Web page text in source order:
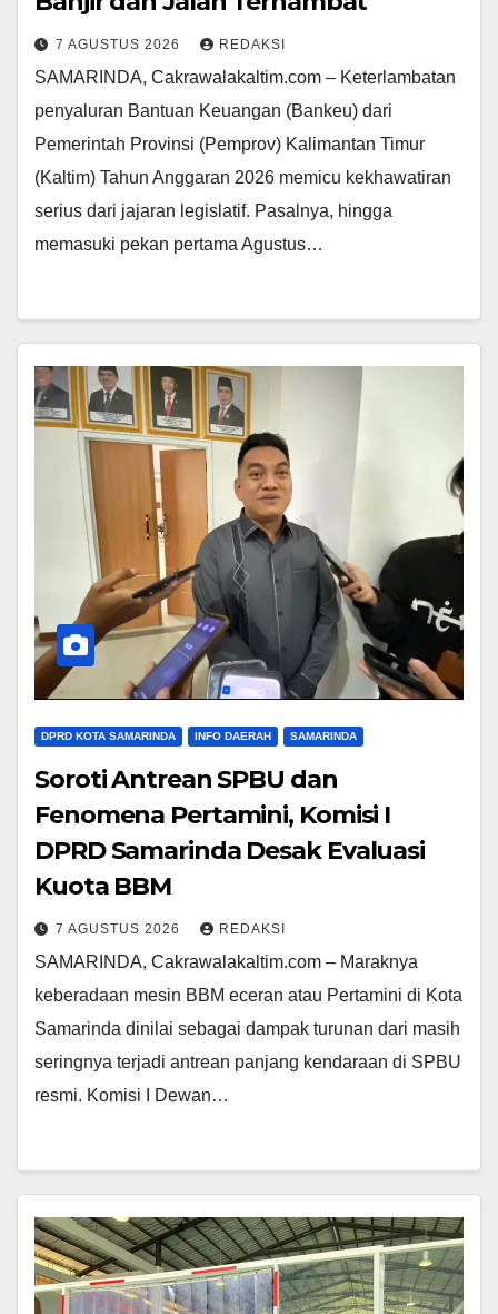
7 AGUSTUS 2026 REDAKSI
SAMARINDA, Cakrawalakaltim.com – Keterlambatan
penyaluran Bantuan Keuangan (Bankeu) dari
Pemerintah Provinsi (Pemprov) Kalimantan Timur
(Kaltim) Tahun Anggaran 2026 memicu kekhawatiran
serius dari jajaran legislatif. Pasalnya, hingga
memasuki pekan pertama Agustus…
DPRD KOTA SAMARINDA INFO DAERAH SAMARINDA
Soroti Antrean SPBU dan
Fenomena Pertamini, Komisi I
DPRD Samarinda Desak Evaluasi
Kuota BBM
7 AGUSTUS 2026 REDAKSI
SAMARINDA, Cakrawalakaltim.com – Maraknya
keberadaan mesin BBM eceran atau Pertamini di Kota
Samarinda dinilai sebagai dampak turunan dari masih
seringnya terjadi antrean panjang kendaraan di SPBU
resmi. Komisi I Dewan…